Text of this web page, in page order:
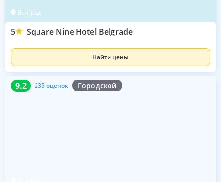
Белград
5 Square Nine Hotel Belgrade
Найти цены
9.2 235 оценок Городской
9.2 235 оценок